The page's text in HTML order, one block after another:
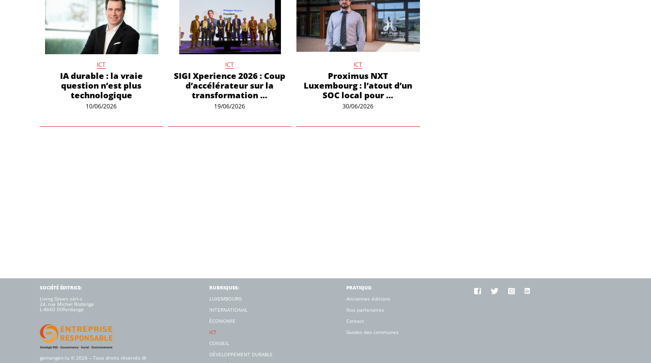
ICT
IA durable : la vraie
question n’est plus
technologique
10/06/2026
ICT
SIGI Xperience 2026 : Coup
d’accélérateur sur la
transformation …
19/06/2026
ICT
Proximus NXT
Luxembourg : l’atout d’un
SOC local pour …
30/06/2026
SOCIÉTÉ ÉDITRICE:
Living Green sàrl-s
24, rue Michel Rodange
L-4660 Diﬀerdange
gemengen.lu © 2026 – Tous droits réservés @
RUBRIQUES:
LUXEMBOURG
INTERNATIONAL
ÉCONOMIE
ICT
CONSEIL
DÉVELOPPEMENT DURABLE
PRATIQUE:
Anciennes éditions
Nos partenaires
Contact
Guides des communes